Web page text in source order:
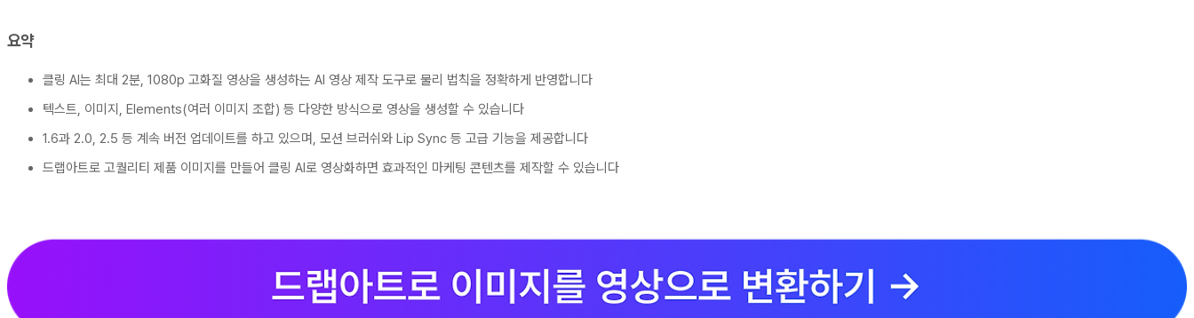
요약
클링 AI는 최대 2분, 1080p 고화질 영상을 생성하는 AI 영상 제작 도구로 물리 법칙을 정확하게 반영합니다
텍스트, 이미지, Elements(여러 이미지 조합) 등 다양한 방식으로 영상을 생성할 수 있습니다
1.6과 2.0, 2.5 등 계속 버전 업데이트를 하고 있으며, 모션 브러쉬와 Lip Sync 등 고급 기능을 제공합니다
드랩아트로 고퀄리티 제품 이미지를 만들어 클링 AI로 영상화하면 효과적인 마케팅 콘텐츠를 제작할 수 있습니다